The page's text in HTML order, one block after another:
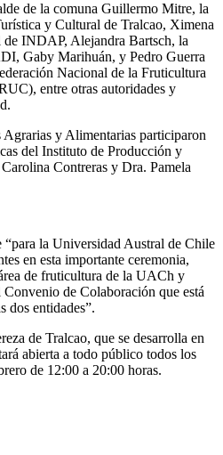
de la comuna Guillermo Mitre, la
y Cultural de Tralcao, Ximena
INDAP, Alejandra Bartsch, la
Gaby Marihuán, y Pedro Guerra
Nacional de la Fruticultura
entre otras autoridades y
Agrarias y Alimentarias participaron
del Instituto de Producción y
Contreras y Dra. Pamela
la Universidad Austral de Chile
en esta importante ceremonia,
de fruticultura de la UACh y
de Colaboración que está
dos entidades”.
de Tralcao, que se desarrolla en
abierta a todo público todos los
de 12:00 a 20:00 horas.